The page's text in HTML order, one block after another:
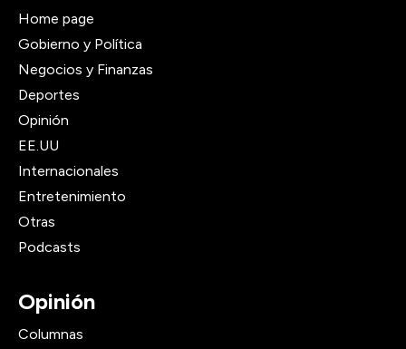
Home page
Gobierno y Política
Negocios y Finanzas
Deportes
Opinión
EE.UU
Internacionales
Entretenimiento
Otras
Podcasts
Opinión
Columnas